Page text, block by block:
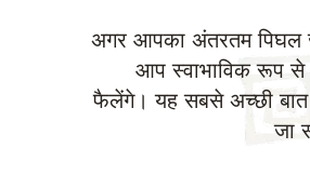
अगर आपका अंतरतम पिघल
आप स्वाभाविक रूप से
फैलेंगे। यह सबसे अच्छी
जा